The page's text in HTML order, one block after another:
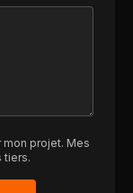
projet. Mes
tiers.